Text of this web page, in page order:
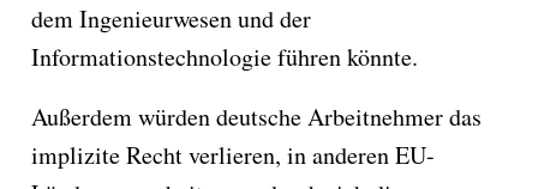
dem Ingenieurwesen und der
Informationstechnologie führen könnte.
Außerdem würden deutsche Arbeitnehmer das
implizite Recht verlieren, in anderen EU-